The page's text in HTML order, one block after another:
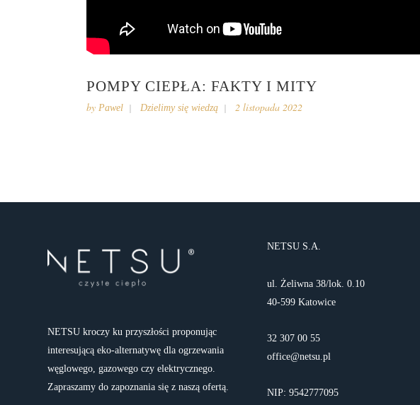
POMPY CIEPŁA: FAKTY I MITY
by Pawel Dzielimy się wiedzą 2 listopada 2022
NETSU kroczy ku przyszłości proponując
interesującą eko-alternatywę dla ogrzewania
węglowego, gazowego czy elektrycznego.
Zapraszamy do zapoznania się z naszą ofertą.
NETSU S.A.
ul. Żeliwna 38/lok. 0.10
40-599 Katowice
32 307 00 55
office@netsu.pl
NIP: 9542777095